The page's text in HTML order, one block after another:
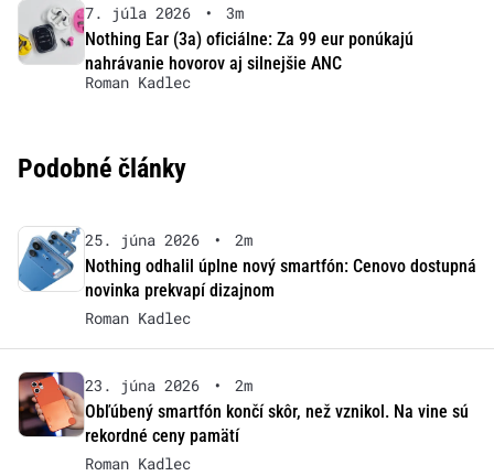
7. júla 2026 •
3m
Nothing Ear (3a) oficiálne: Za 99 eur ponúkajú
nahrávanie hovorov aj silnejšie ANC
Roman Kadlec
Podobné články
25. júna 2026 •
2m
Nothing odhalil úplne nový smartfón: Cenovo dostupná
novinka prekvapí dizajnom
Roman Kadlec
23. júna 2026 •
2m
Obľúbený smartfón končí skôr, než vznikol. Na vine sú
rekordné ceny pamätí
Roman Kadlec